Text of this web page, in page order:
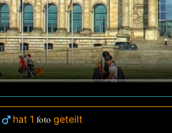
hat 1 foto geteilt